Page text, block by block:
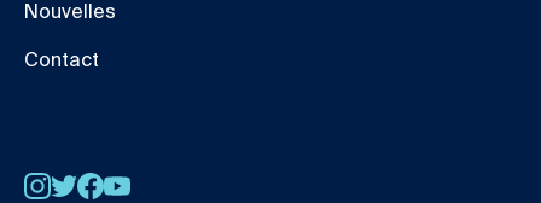
Nouvelles
Contact